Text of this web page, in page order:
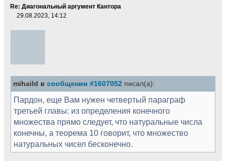
Re: Диагональный аргумент Кантора
29.08.2023, 14:12
mihaild в сообщении #1607052 писал(а):
Пардон, еще Вам нужен четвертый параграф
третьей главы: из определения конечного
множества прямо следует, что натуральные числа
конечны, а теорема 10 говорит, что множество
натуральных чисел бесконечно.